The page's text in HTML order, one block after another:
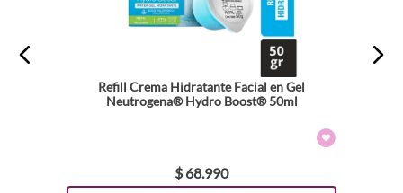
Refill Crema Hidratante Facial en Gel
Neutrogena® Hydro Boost® 50ml
$ 68.990